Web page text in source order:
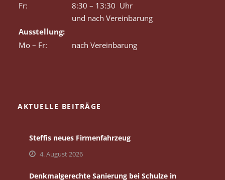
Fr:
8:30 – 13:30 Uhr
und nach Vereinbarung
Ausstellung:
Mo – Fr:
nach Vereinbarung
AKTUELLE BEITRÄGE
Steffis neues Firmenfahrzeug
4. August 2026
Denkmalgerechte Sanierung bei Schulze in